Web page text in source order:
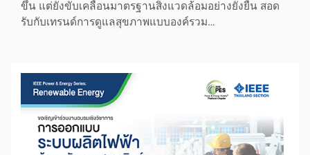
ขึ้น แต่ยังขับเคลื่อนมาตรฐานสิ่งแวดล้อมอย่างยั่งยืน สอด
รับกับเทรนด์การดูแลสุขภาพแบบองค์รวม…